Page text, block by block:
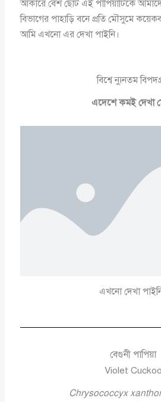
আকারে বেশ ছোট এই পাপিয়াটিকে
বিভাগের পাহাড়ি বনে প্রতি মৌসুমে
আমি এখনো এর দেখা পাইনি।
বিশ্বে ন্যুনতম
এদেশে কমই দেখা
এখনো দেখা
বেগুনী পাপিয়া
Violet Cuckoo
Chrysococcyx